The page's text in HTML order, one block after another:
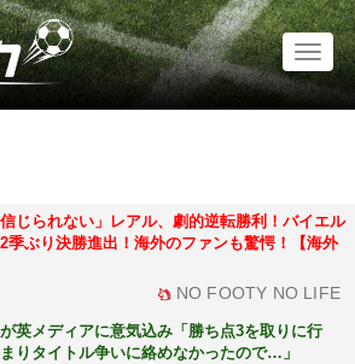
じられない」レアル、劇的逆転勝利！バイエル
季ぶり決勝進出！海外のファンも驚愕！【海外
NO FOOTY NO LIFE
英メディアに意気込み「勝ち点3を取りに行
りタイトル争いに絡めなかったので…」